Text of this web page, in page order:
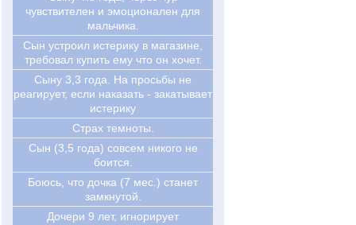
чувствителен и эмоционален для
мальчика.
Сын устроил истерику в магазине,
требовал купить ему что он хочет.
Сыну 3,3 года. На просьбы не
реагирует, если наказать - закатывает
истерику
Страх темноты.
Сын (3,5 года) совсем никого не
боится.
Боюсь, что дочка (7 мес.) станет
замкнутой.
Дочери 9 лет, игнорирует